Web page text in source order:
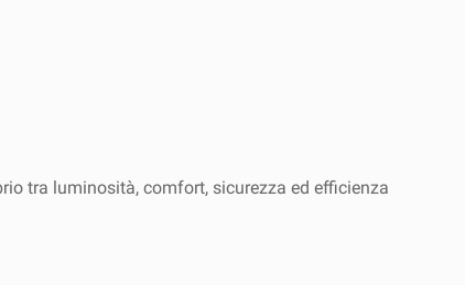
tra luminosità, comfort, sicurezza ed efficienza